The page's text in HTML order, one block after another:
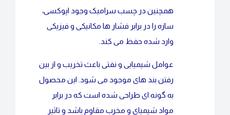
همچنین در چسب سرامیک وجود اپوکسی،
سازه را در برابر فشار ها مکانیکی و فیزیکی
وارد شده حفظ می کند.
عوامل شیمیایی و نفتی باعث تخریب و از بین
رفتن بند های موجود می شود. این محصول
به گونه ای طراحی شده است که در برابر
مواد شیمیای و مخرب مقاوم باشد و تاثیر